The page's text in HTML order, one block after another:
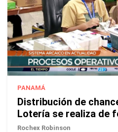
PANAMÁ
Distribución de
Lotería se realiza de
Rochex Robinson